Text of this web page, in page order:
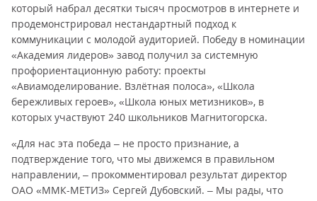
который набрал десятки тысяч просмотров в интернете и
продемонстрировал нестандартный подход к
коммуникации с молодой аудиторией. Победу в номинации
«Академия лидеров» завод получил за системную
профориентационную работу: проекты
«Авиамоделирование. Взлётная полоса», «Школа
бережливых героев», «Школа юных метизников», в
которых участвуют 240 школьников Магнитогорска.
«Для нас эта победа – не просто признание, а
подтверждение того, что мы движемся в правильном
направлении, – прокомментировал результат директор
ОАО «ММК-МЕТИЗ» Сергей Дубовский. – Мы рады, что